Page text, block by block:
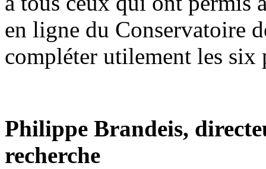
en ligne du Conservatoire
compléter utilement les six
Philippe Brandeis,
recherche